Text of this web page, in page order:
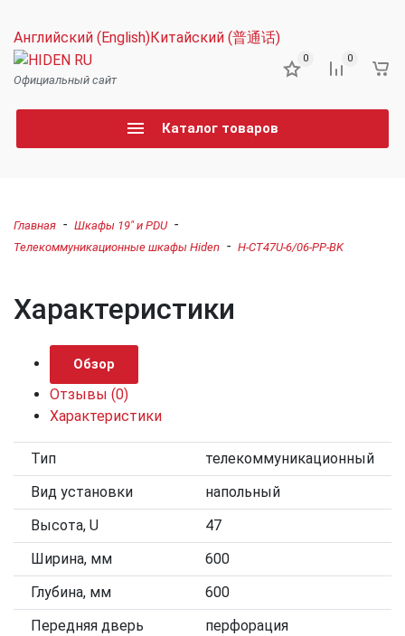
Английский (English)Китайский (普通话)
Официальный сайт
Каталог товаров
0 0
Главная - Шкафы 19" и PDU -
Телекоммуникационные шкафы Hiden - H-CT47U-6/06-PP-BK
Характеристики
Обзор
Отзывы (0)
Характеристики
Тип
телекоммуникационный
Вид установки
напольный
Высота, U
47
Ширина, мм
600
Глубина, мм
600
Передняя дверь
перфорация